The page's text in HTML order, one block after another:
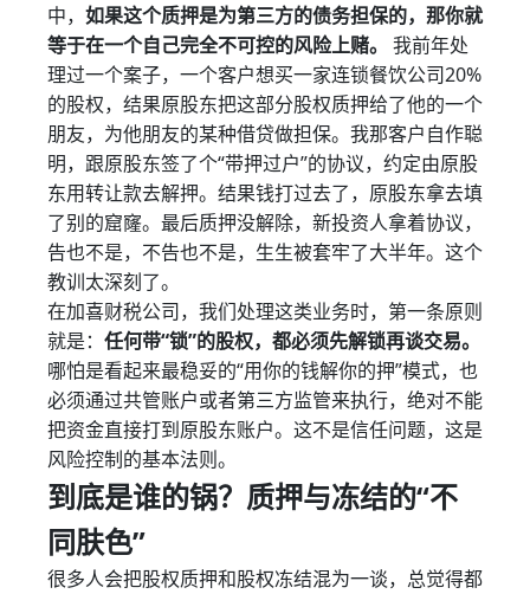
中， 如果这个质押是为第三方的债务担保的，那你就
等于在一个自己完全不可控的风险上赌。 我前年处
理过一个案子，一个客户想买一家连锁餐饮公司20%
的股权，结果原股东把这部分股权质押给了他的一个
朋友，为他朋友的某种借贷做担保。我那客户自作聪
明，跟原股东签了个“带押过户”的协议，约定由原股
东用转让款去解押。结果钱打过去了，原股东拿去填
了别的窟窿。最后质押没解除，新投资人拿着协议，
告也不是，不告也不是，生生被套牢了大半年。这个
教训太深刻了。
在加喜财税公司，我们处理这类业务时，第一条原则
就是： 任何带“锁”的股权，都必须先解锁再谈交易。
哪怕是看起来最稳妥的“用你的钱解你的押”模式，也
必须通过共管账户或者第三方监管来执行，绝对不能
把资金直接打到原股东账户。这不是信任问题，这是
风险控制的基本法则。
到底是谁的锅？质押与冻结的“不
同肤色”
很多人会把股权质押和股权冻结混为一谈，总觉得都